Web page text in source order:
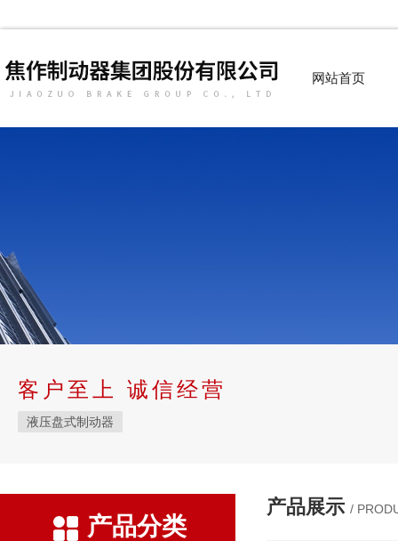
网站首页
客户至上 诚信经营
液压盘式制动器
产品分类
产品展示 /